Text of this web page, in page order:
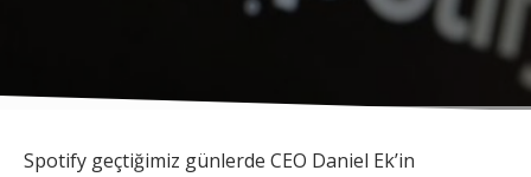
Spotify geçtiğimiz günlerde CEO Daniel Ek’in